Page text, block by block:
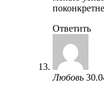
Ответить
Любовь